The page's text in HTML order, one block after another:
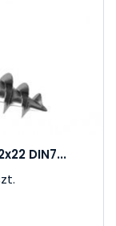
DIN7...